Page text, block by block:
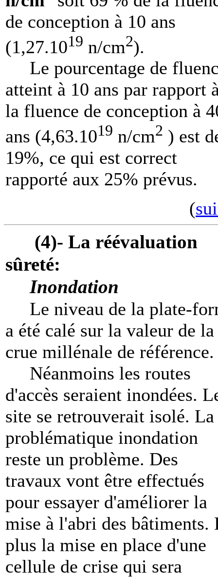
de conception à 10 ans
(1,27.1019 n/cm2).
Le pourcentage de
atteint à 10 ans par rapport
la fluence de conception à
ans (4,63.1019 n/cm2 ) est
19%, ce qui est correct
rapporté aux 25% prévus.
(
(4)- La réévaluation
sûreté:
Inondation
Le niveau de la plate-
a été calé sur la valeur de la
crue millénale de
Néanmoins les routes
d'accès seraient inondées.
site se retrouverait isolé. La
problématique inondation
reste un problème. Des
travaux vont être effectués
pour essayer d'améliorer la
mise à l'abri des bâtiments.
plus la mise en place d'une
cellule de crise qui sera